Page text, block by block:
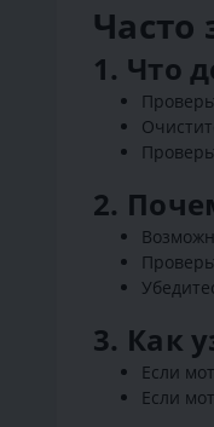
1. Что
2.
3. Как
Если
Если